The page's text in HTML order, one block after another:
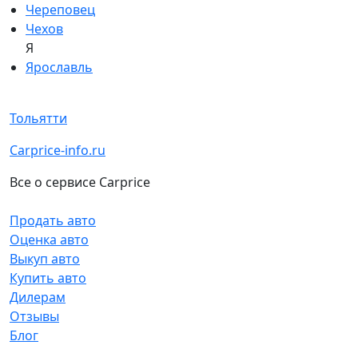
Череповец
Чехов
Я
Ярославль
Тольятти
Carprice-info.ru
Все о сервисе Carprice
Продать авто
Оценка авто
Выкуп авто
Купить авто
Дилерам
Отзывы
Блог